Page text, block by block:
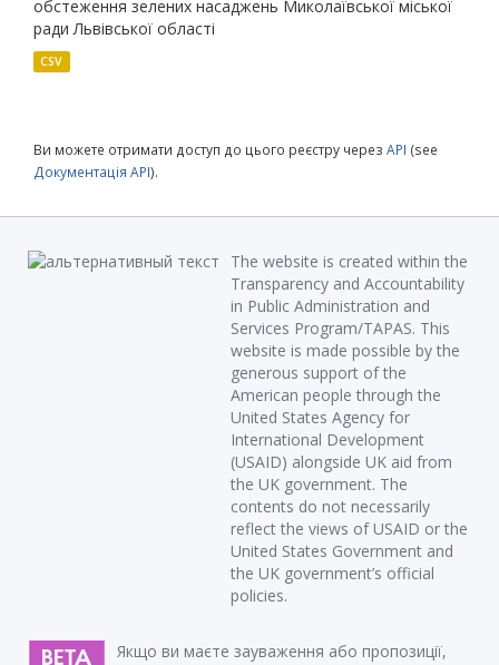
обстеження зелених насаджень Миколаївської міської
ради Львівської області
CSV
Ви можете отримати доступ до цього реєстру через API (see
Документація API).
The website is created within the
Transparency and Accountability
in Public Administration and
Services Program/TAPAS. This
website is made possible by the
generous support of the
American people through the
United States Agency for
International Development
(USAID) alongside UK aid from
the UK government. The
contents do not necessarily
reflect the views of USAID or the
United States Government and
the UK government’s official
policies.
Якщо ви маєте зауваження або пропозиції,